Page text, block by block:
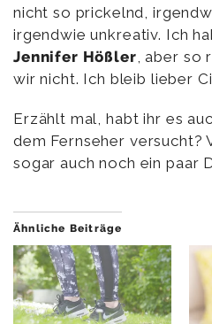
nicht so prickelnd,
irgendwie unkreativ. Ich
Jennifer Hößler , aber so
wir nicht. Ich bleib lieber
Erzählt mal, habt ihr es
dem Fernseher versucht?
sogar auch noch ein paar
Ähnliche Beiträge